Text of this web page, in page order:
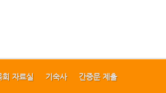
회 자료실 기숙사 간증문 제출